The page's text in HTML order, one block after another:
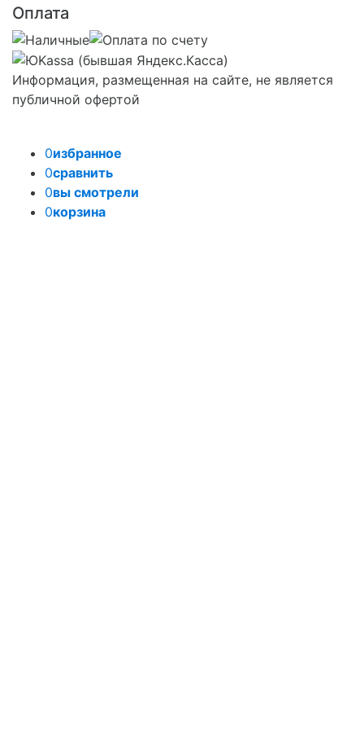
Оплата
Информация, размещенная на сайте, не является
публичной офертой
0избранное
0сравнить
0вы смотрели
0корзина